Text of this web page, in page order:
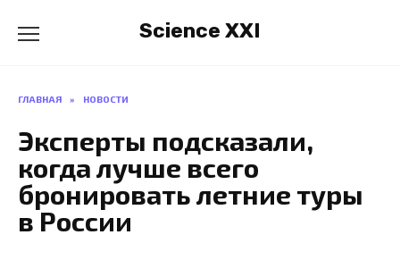
содержанию
Science XXI
ГЛАВНАЯ » НОВОСТИ
Эксперты подсказали,
когда лучше всего
бронировать летние туры
в России